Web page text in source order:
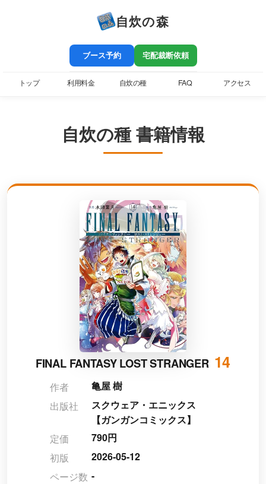
自炊の森
ブース予約 宅配裁断依頼
トップ 利用料金 自炊の種 FAQ アクセス
自炊の種 書籍情報
FINAL FANTASY LOST STRANGER 14
作者
亀屋 樹
出版社
スクウェア・エニックス
【ガンガンコミックス】
定価
790円
初版
2026-05-12
ページ数 -